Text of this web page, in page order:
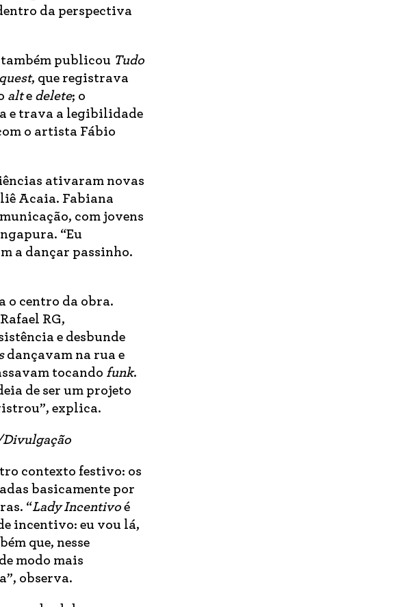
da perspectiva
publicou Tudo
, que registrava
alte delete; o
e trava a legibilidade
o artista Fábio
ativaram novas
Acaia. Fabiana
com jovens
“Eu
a dançar passinho.
o centro da obra.
RG,
e desbunde
dançavam na rua e
tocando funk.
de ser um projeto
explica.
Divulgação
contexto festivo: os
basicamente por
“Lady Incentivo é
incentivo: eu vou lá,
que, nesse
modo mais
observa.